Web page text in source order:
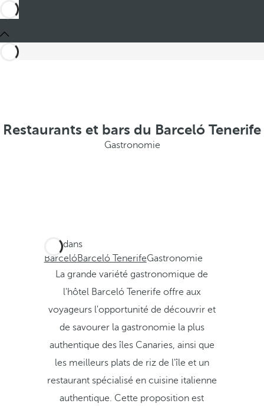
Restaurants et bars du Barceló Tenerife
Gastronomie
Ces dans
BarcelóBarceló TenerifeGastronomie
La grande variété gastronomique de
l'hôtel Barceló Tenerife offre aux
voyageurs l'opportunité de découvrir et
de savourer la gastronomie la plus
authentique des îles Canaries, ainsi que
les meilleurs plats de riz de l'île et un
restaurant spécialisé en cuisine italienne
authentique. Cette proposition est